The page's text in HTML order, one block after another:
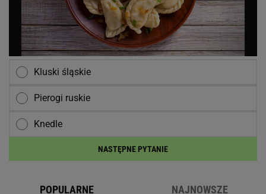
Kluski śląskie
Pierogi ruskie
Knedle
NASTĘPNE PYTANIE
POPULARNE NAJNOWSZE